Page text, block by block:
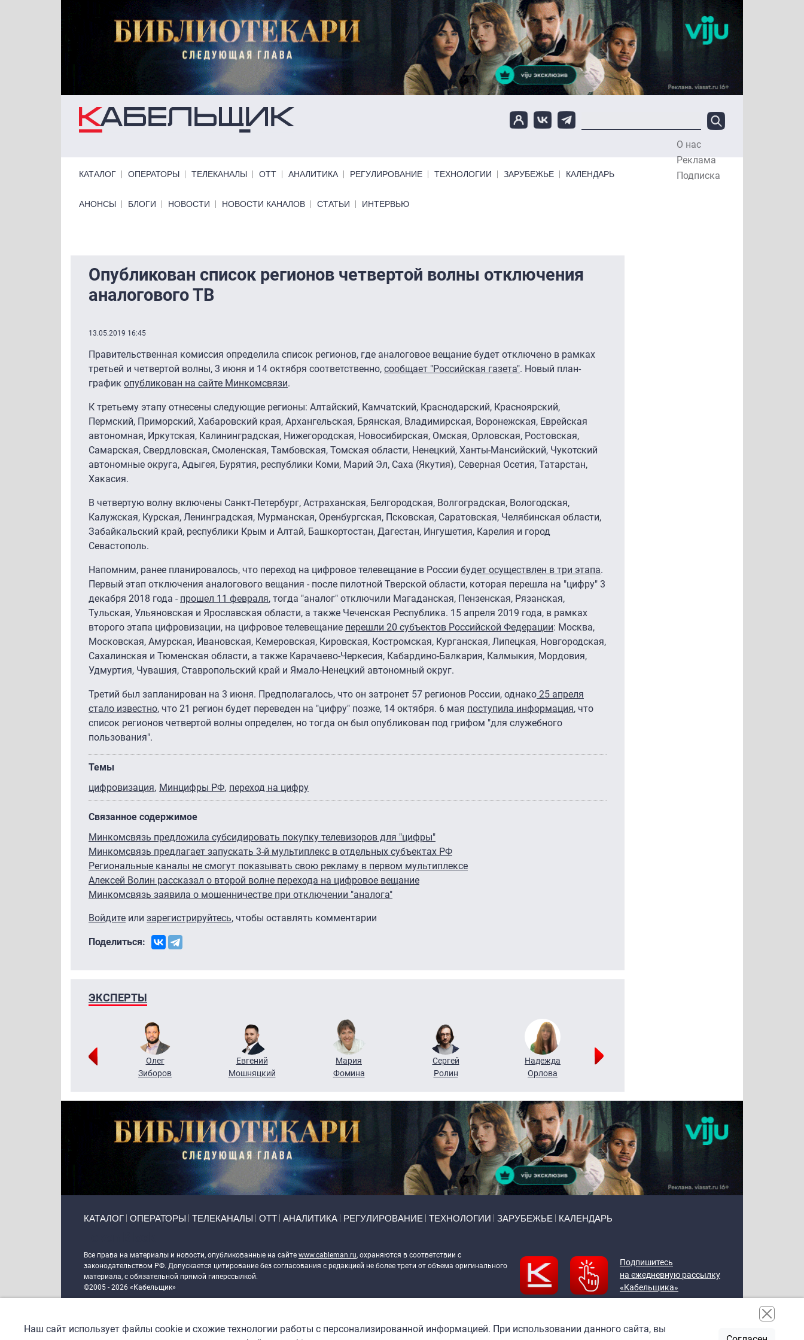
Перейти к основному содержанию
О нас
Реклама
Подписка
КАТАЛОГ ОПЕРАТОРЫ ТЕЛЕКАНАЛЫ ОТТ АНАЛИТИКА РЕГУЛИРОВАНИЕ ТЕХНОЛОГИИ ЗАРУБЕЖЬЕ КАЛЕНДАРЬ
Primary links bottom
АНОНСЫ БЛОГИ НОВОСТИ НОВОСТИ КАНАЛОВ СТАТЬИ ИНТЕРВЬЮ
Опубликован список регионов четвертой волны отключения
аналогового ТВ
13.05.2019 16:45
Правительственная комиссия определила список регионов, где аналоговое вещание будет отключено в рамках
третьей и четвертой волны, 3 июня и 14 октября соответственно, сообщает "Российская газета". Новый план-
график опубликован на сайте Минкомсвязи.
К третьему этапу отнесены следующие регионы: Алтайский, Камчатский, Краснодарский, Красноярский,
Пермский, Приморский, Хабаровский края, Архангельская, Брянская, Владимирская, Воронежская, Еврейская
автономная, Иркутская, Калининградская, Нижегородская, Новосибирская, Омская, Орловская, Ростовская,
Самарская, Свердловская, Смоленская, Тамбовская, Томская области, Ненецкий, Ханты-Мансийский, Чукотский
автономные округа, Адыгея, Бурятия, республики Коми, Марий Эл, Саха (Якутия), Северная Осетия, Татарстан,
Хакасия.
В четвертую волну включены Санкт-Петербург, Астраханская, Белгородская, Волгоградская, Вологодская,
Калужская, Курская, Ленинградская, Мурманская, Оренбургская, Псковская, Саратовская, Челябинская области,
Забайкальский край, республики Крым и Алтай, Башкортостан, Дагестан, Ингушетия, Карелия и город
Севастополь.
Напомним, ранее планировалось, что переход на цифровое телевещание в России будет осуществлен в три этапа.
Первый этап отключения аналогового вещания - после пилотной Тверской области, которая перешла на "цифру" 3
декабря 2018 года - прошел 11 февраля, тогда "аналог" отключили Магаданская, Пензенская, Рязанская,
Тульская, Ульяновская и Ярославская области, а также Чеченская Республика. 15 апреля 2019 года, в рамках
второго этапа цифровизации, на цифровое телевещание перешли 20 субъектов Российской Федерации: Москва,
Московская, Амурская, Ивановская, Кемеровская, Кировская, Костромская, Курганская, Липецкая, Новгородская,
Сахалинская и Тюменская области, а также Карачаево-Черкесия, Кабардино-Балкария, Калмыкия, Мордовия,
Удмуртия, Чувашия, Ставропольский край и Ямало-Ненецкий автономный округ.
Третий был запланирован на 3 июня. Предполагалось, что он затронет 57 регионов России, однако 25 апреля
стало известно, что 21 регион будет переведен на "цифру" позже, 14 октября. 6 мая поступила информация, что
список регионов четвертой волны определен, но тогда он был опубликован под грифом "для служебного
пользования".
Темы
цифровизация Минцифры РФ переход на цифру
Связанное содержимое
Минкомсвязь предложила субсидировать покупку телевизоров для "цифры"
Минкомсвязь предлагает запускать 3-й мультиплекс в отдельных субъектах РФ
Региональные каналы не смогут показывать свою рекламу в первом мультиплексе
Алексей Волин рассказал о второй волне перехода на цифровое вещание
Минкомсвязь заявила о мошенничестве при отключении "аналога"
Войдите или зарегистрируйтесь, чтобы оставлять комментарии
Поделиться:
ЭКСПЕРТЫ
Олег
Зиборов
Евгений
Мошняцкий
Мария
Фомина
Сергей
Ролин
Надежда
Орлова
КАТАЛОГ ОПЕРАТОРЫ ТЕЛЕКАНАЛЫ ОТТ АНАЛИТИКА РЕГУЛИРОВАНИЕ ТЕХНОЛОГИИ ЗАРУБЕЖЬЕ КАЛЕНДАРЬ
Все права на материалы и новости, опубликованные на сайте www.cableman.ru, охраняются в соответствии с
законодательством РФ. Допускается цитирование без согласования с редакцией не более трети от объема оригинального
материала, с обязательной прямой гиперссылкой.
©2005 - 2026 «Кабельщик»
DrupalCoder — поддержка сайта c 2017 года
Подпишитесь
на ежедневную рассылку
«Кабельщика»
Наш сайт использует файлы cookie и схожие технологии работы с персонализированной информацией. При использовании данного сайта, вы